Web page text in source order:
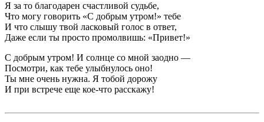
Я за то благодарен счастливой судьбе,
Что могу говорить «С добрым утром!» тебе
И что слышу твой ласковый голос в ответ,
Даже если ты просто промолвишь: «Привет!»
С добрым утром! И солнце со мной заодно —
Посмотри, как тебе улыбнулось оно!
Ты мне очень нужна. Я тобой дорожу
И при встрече еще кое-что расскажу!